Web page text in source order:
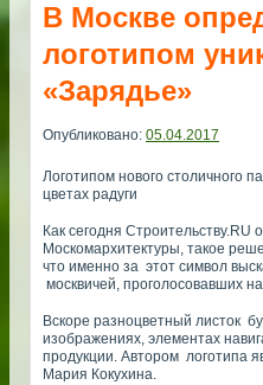
В Москве
логотипом
«Зарядье»
Опубликовано: 05.04.2017
Логотипом нового столичного
цветах радуги
Как сегодня Строительству.RU
Москомархитектуры, такое
что именно за этот символ
москвичей, проголосовавших
Вскоре разноцветный листок
изображениях, элементах
продукции. Автором логотипа
Мария Кокухина.